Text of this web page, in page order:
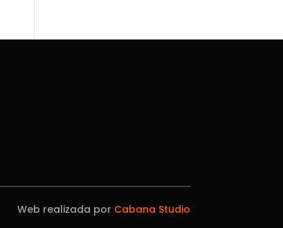
Web realizada por Cabana Studio